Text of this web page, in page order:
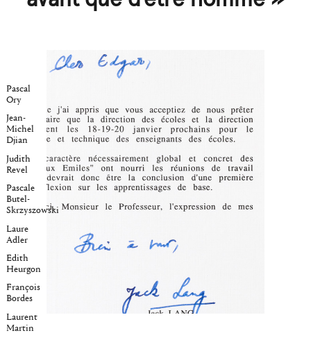
Pascal
Ory
Jean-
Michel
Djian
Judith
Revel
Pascale
Butel-
Skrzyszowski
Laure
Adler
Edith
Heurgon
François
Bordes
Laurent
Martin